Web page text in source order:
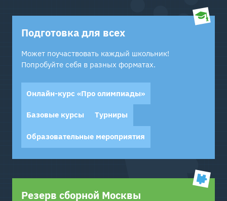
Подготовка для всех
Может поучаствовать каждый школьник!
Попробуйте себя в разных форматах.
Онлайн-курс «Про олимпиады»
Базовые курсы Турниры
Образовательные мероприятия
Резерв сборной Москвы